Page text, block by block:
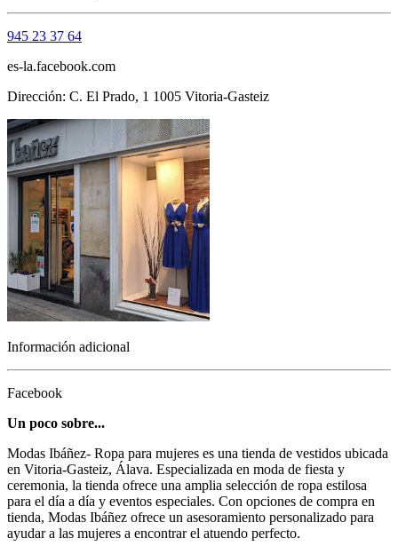
945 23 37 64
es-la.facebook.com
Dirección: C. El Prado, 1 1005 Vitoria-Gasteiz
Información adicional
Facebook
Un poco sobre...
Modas Ibáñez- Ropa para mujeres es una tienda de vestidos ubicada
en Vitoria-Gasteiz, Álava. Especializada en moda de fiesta y
ceremonia, la tienda ofrece una amplia selección de ropa estilosa
para el día a día y eventos especiales. Con opciones de compra en
tienda, Modas Ibáñez ofrece un asesoramiento personalizado para
ayudar a las mujeres a encontrar el atuendo perfecto.